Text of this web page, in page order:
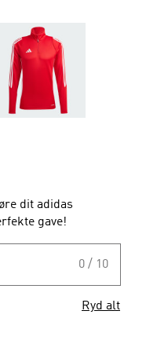
dit adidas
gave!
0 / 10
Ryd alt